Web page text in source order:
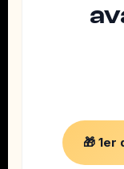
🎁 1er